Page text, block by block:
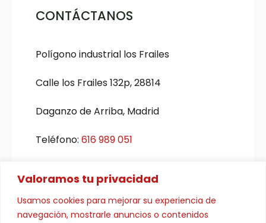
Valoramos tu privacidad
Usamos cookies para mejorar su experiencia de
navegación, mostrarle anuncios o contenidos
CONTÁCTANOS
Polígono industrial los Frailes
Calle los Frailes 132p, 28814
Daganzo de Arriba, Madrid
Teléfono: 616 989 051